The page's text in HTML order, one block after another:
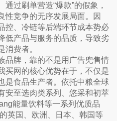
过刷单营造“爆款”的假象，
性竞争的无序发展局面。因
控、冷链等后端环节成本势必
低产品与服务的品质，导致劣
消费者。
品牌，靠的不是用广告兜售情
买网的核心优势在于，不仅是
是食品生产者。依托中粮全球
安至选肉类系列、悠采和初萃
能量饮料等一系列优质品
英国、欧洲、日本、韩国等